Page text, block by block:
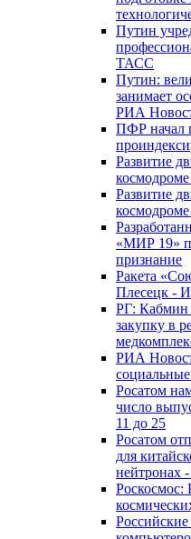
Путин
ТАСС
Путин:
занимает
РИА
ПФР начал
Развитие
Развитие
«МИР 19»
признание
Ракета
Плесецк -
РГ: Кабмин
закупку в
РИА
Росатом
число
11 до 25
Росатом
для
нейтронах
Роскосмос: